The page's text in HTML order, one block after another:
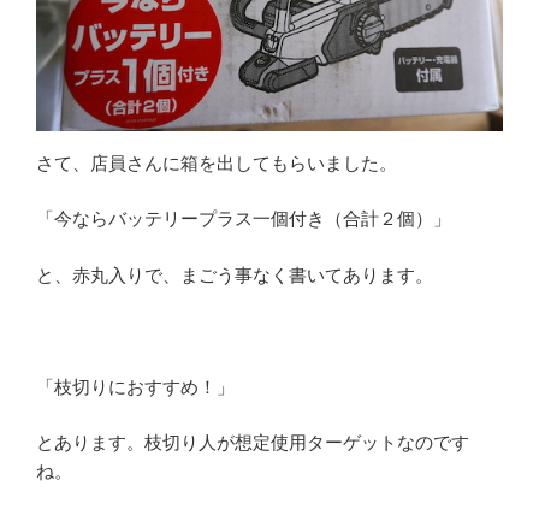
さて、店員さんに箱を出してもらいました。
「今ならバッテリープラス一個付き（合計２個）」
と、赤丸入りで、まごう事なく書いてあります。
「枝切りにおすすめ！」
とあります。枝切り人が想定使用ターゲットなのです
ね。